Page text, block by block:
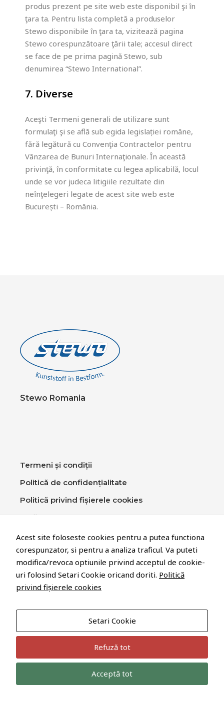
produs prezent pe site web este disponibil şi în
ţara ta. Pentru lista completă a produselor
Stewo disponibile în ţara ta, vizitează pagina
Stewo corespunzătoare ţării tale; accesul direct
se face de pe prima pagină Stewo, sub
denumirea “Stewo International”.
7. Diverse
Aceşti Termeni generali de utilizare sunt
formulaţi şi se află sub egida legislației române,
fără legătură cu Convenţia Contractelor pentru
Vânzarea de Bunuri Internaţionale. În această
privinţă, în conformitate cu legea aplicabilă, locul
unde se vor judeca litigiile rezultate din
neînţelegeri legate de acest site web este
București – România.
Stewo Romania
Termeni și condiții
Politică de confidențialitate
Politică privind fișierele cookies
Setări cookie
Contact
STEWO Plastic Prod. S.R.L.
Str. George Cosbuc Nr 230
425200 Nasaud
© 2022 Technolot Systems
Acest site foloseste cookies pentru a putea functiona
corespunzator, si pentru a analiza traficul. Va puteti
modifica/revoca optiunile privind acceptul de cookie-
uri folosind Setari Cookie oricand doriti. Politică
privind fișierele cookies
Setari Cookie
Refuză tot
Acceptă tot